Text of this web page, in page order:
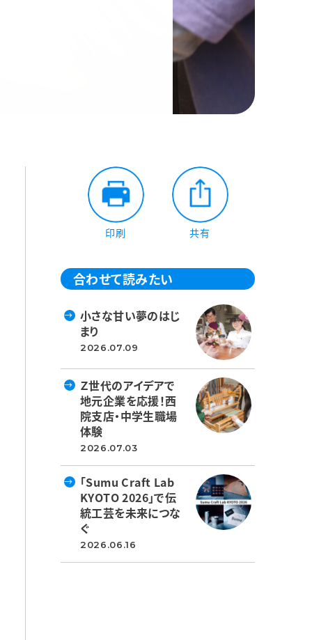
印刷 共有
合わせて読みたい
小さな甘い夢のはじ
まり
2026.07.09
Ｚ世代のアイデアで
地元企業を応援！西
院支店・中学生職場
体験
2026.07.03
「Sumu Craft Lab
KYOTO 2026」で伝
統工芸を未来につな
ぐ
2026.06.16